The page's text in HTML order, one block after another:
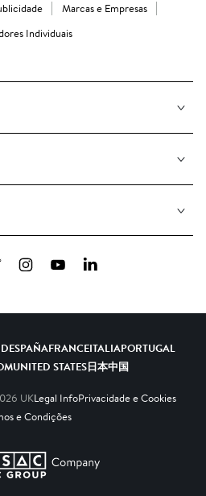
Marcas e Empresas
Individuais
InstagramYouTubeLinkedIn
ESPAÑAFRANCEITALIAPORTUGAL
UNITED STATES日本中国
UKLegal InfoPrivacidade e Cookies
e Condições
A SESAC Company